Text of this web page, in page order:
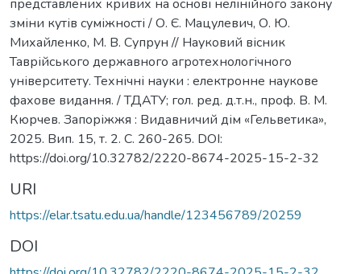
представлених кривих на основі нелінійного закону
зміни кутів суміжності / О. Є. Мацулевич, О. Ю.
Михайленко, М. В. Супрун // Науковий вісник
Таврійського державного агротехнологічного
університету. Технічні науки : електронне наукове
фахове видання. / ТДАТУ; гол. ред. д.т.н., проф. В. М.
Кюрчев. Запоріжжя : Видавничий дім «Гельветика»,
2025. Вип. 15, т. 2. С. 260-265. DOI:
https://doi.org/10.32782/2220-8674-2025-15-2-32
URI
https://elar.tsatu.edu.ua/handle/123456789/20259
DOI